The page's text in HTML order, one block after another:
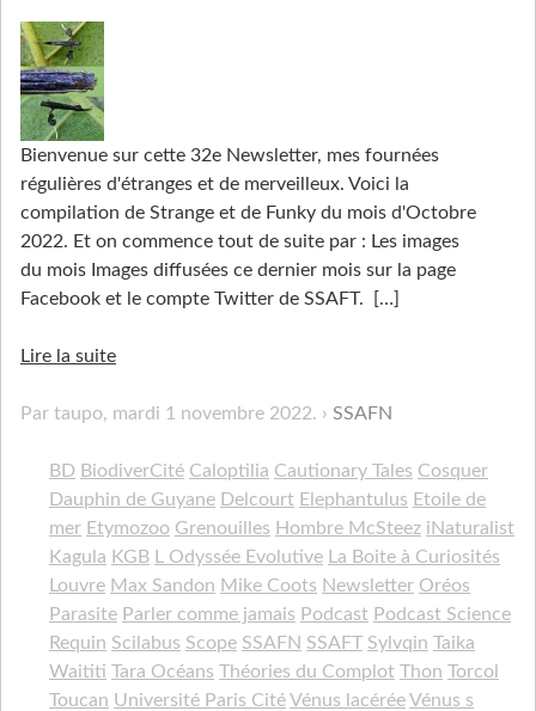
Bienvenue sur cette 32e Newsletter, mes fournées
régulières d'étranges et de merveilleux. Voici la
compilation de Strange et de Funky du mois d'Octobre
2022. Et on commence tout de suite par : Les images
du mois Images diffusées ce dernier mois sur la page
Facebook et le compte Twitter de SSAFT.
[…]
Lire la suite
Par taupo, mardi 1 novembre 2022. SSAFN
BD BiodiverCité Caloptilia Cautionary Tales Cosquer
Dauphin de Guyane Delcourt Elephantulus Etoile de
mer Etymozoo Grenouilles Hombre McSteez iNaturalist
Kagula KGB L Odyssée Evolutive La Boite à Curiosités
Louvre Max Sandon Mike Coots Newsletter Oréos
Parasite Parler comme jamais Podcast Podcast Science
Requin Scilabus Scope SSAFN SSAFT Sylvqin Taika
Waititi Tara Océans Théories du Complot Thon Torcol
Toucan Université Paris CitéVénus lacéréeVénus s